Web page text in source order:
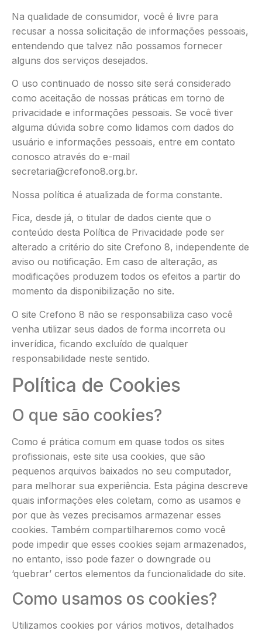
Na qualidade de consumidor, você é livre para
recusar a nossa solicitação de informações pessoais,
entendendo que talvez não possamos fornecer
alguns dos serviços desejados.
O uso continuado de nosso site será considerado
como aceitação de nossas práticas em torno de
privacidade e informações pessoais. Se você tiver
alguma dúvida sobre como lidamos com dados do
usuário e informações pessoais, entre em contato
conosco através do e-mail
secretaria@crefono8.org.br.
Nossa política é atualizada de forma constante.
Fica, desde já, o titular de dados ciente que o
conteúdo desta Política de Privacidade pode ser
alterado a critério do site Crefono 8, independente de
aviso ou notificação. Em caso de alteração, as
modificações produzem todos os efeitos a partir do
momento da disponibilização no site.
O site Crefono 8 não se responsabiliza caso você
venha utilizar seus dados de forma incorreta ou
inverídica, ficando excluído de qualquer
responsabilidade neste sentido.
Política de Cookies
O que são cookies?
Como é prática comum em quase todos os sites
profissionais, este site usa cookies, que são
pequenos arquivos baixados no seu computador,
para melhorar sua experiência. Esta página descreve
quais informações eles coletam, como as usamos e
por que às vezes precisamos armazenar esses
cookies. Também compartilharemos como você
pode impedir que esses cookies sejam armazenados,
no entanto, isso pode fazer o downgrade ou
‘quebrar’ certos elementos da funcionalidade do site.
Como usamos os cookies?
Utilizamos cookies por vários motivos, detalhados